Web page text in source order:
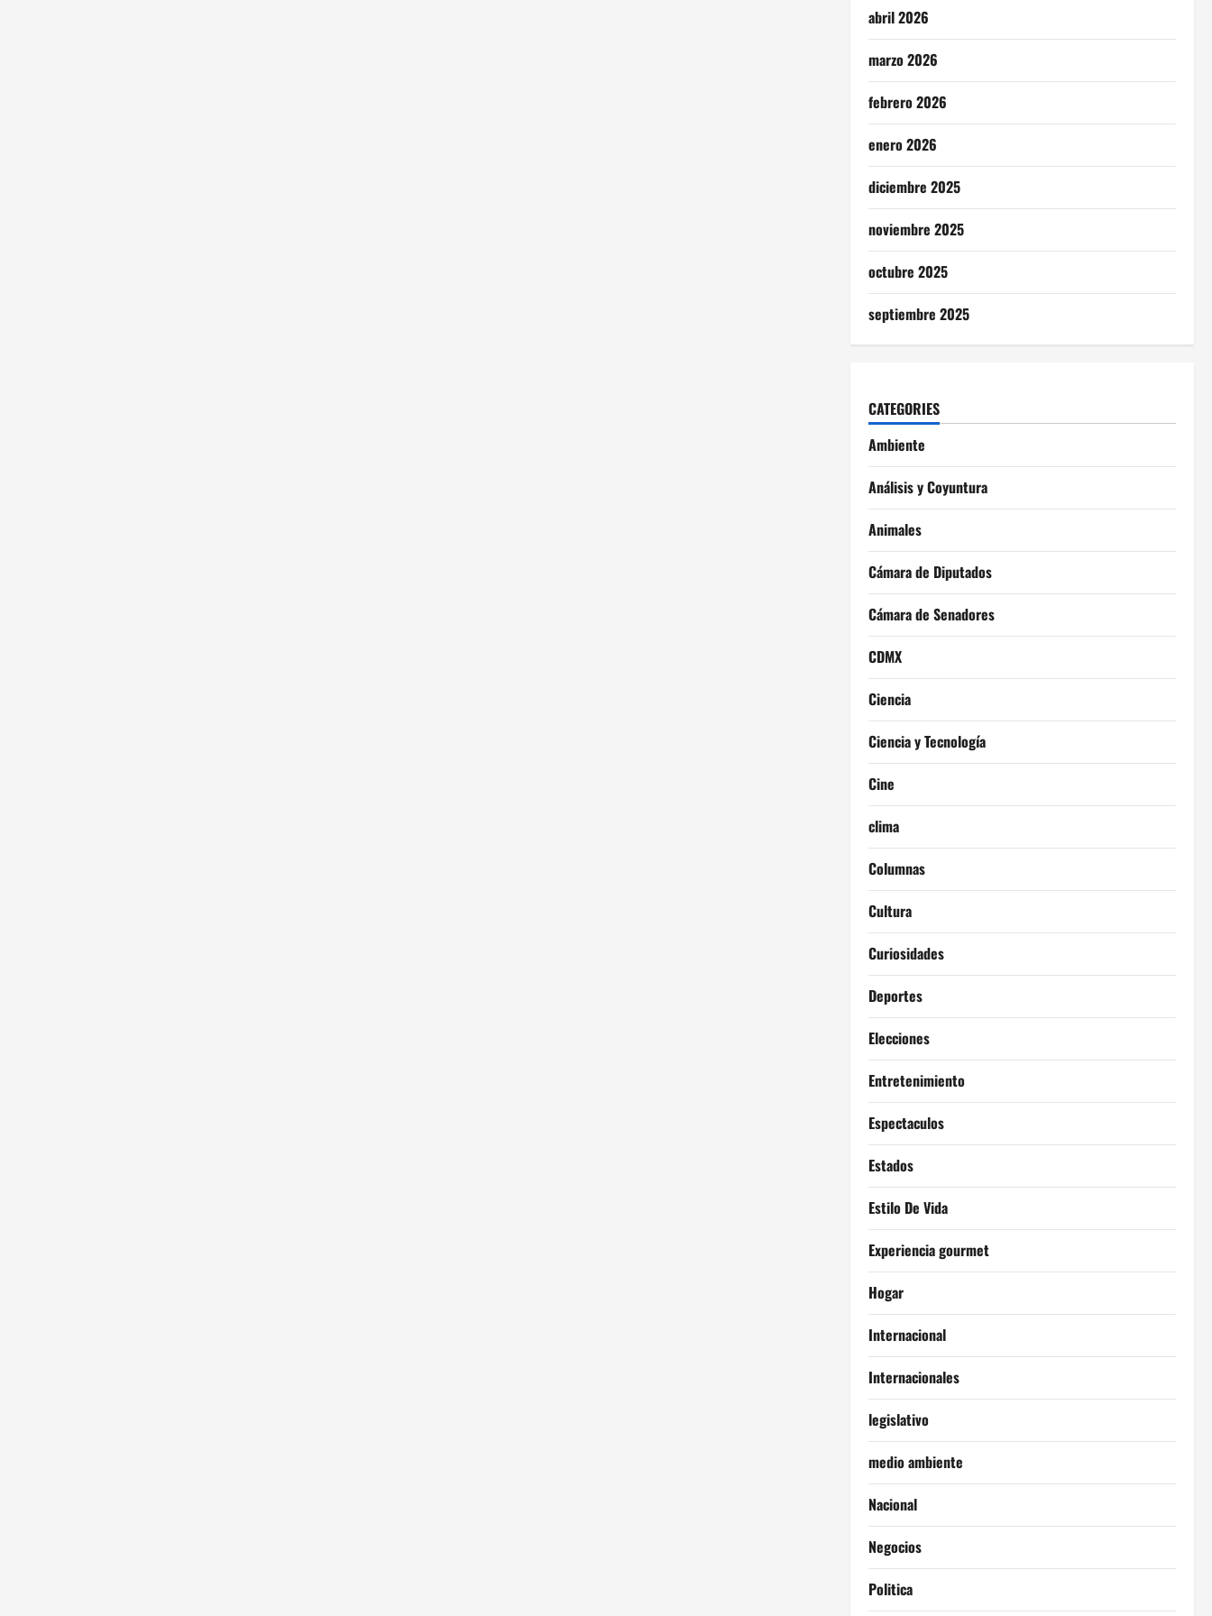
abril 2026
marzo 2026
febrero 2026
enero 2026
diciembre 2025
noviembre 2025
octubre 2025
septiembre 2025
CATEGORIES
Ambiente
Análisis y Coyuntura
Animales
Cámara de Diputados
Cámara de Senadores
CDMX
Ciencia
Ciencia y Tecnología
Cine
clima
Columnas
Cultura
Curiosidades
Deportes
Elecciones
Entretenimiento
Espectaculos
Estados
Estilo De Vida
Experiencia gourmet
Hogar
Internacional
Internacionales
legislativo
medio ambiente
Nacional
Negocios
Politica